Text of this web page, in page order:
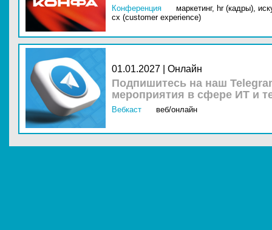
Конференция маркетинг, hr (кадры),
cx (customer experience)
01.01.2027 | Онлайн
Подпишитесь на наш
мероприятия в сфере ИТ и
Вебкаст веб/онлайн